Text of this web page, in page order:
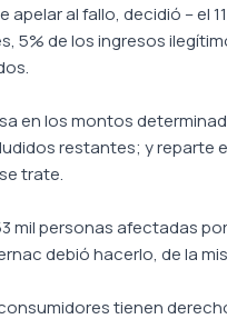
apelar al fallo, decidió – el
5% de los ingresos
en los montos
restantes; y reparte
trate.
mil personas afectadas
debió hacerlo, de la
tienen